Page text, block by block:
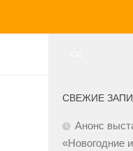
СВЕЖИЕ
Анонс
«Новогодние